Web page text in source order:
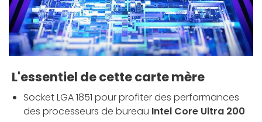
L'essentiel de cette carte mère
Socket LGA 1851 pour profiter des performances
des processeurs de bureau Intel Core Ultra 200